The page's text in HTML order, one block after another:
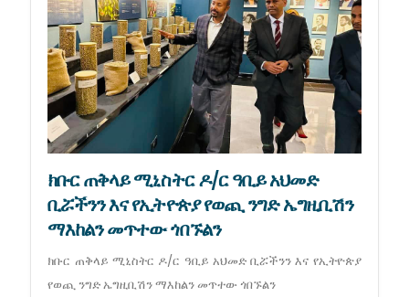
ክቡር ጠቅላይ ሚኒስትር ዶ/ር ዓቢይ አህመድ
ቢሯችንን እና የኢትዮጵያ የወጪ ንግድ ኤግዚቢሽን
ማእከልን መጥተው ጎበኙልን
ክቡር ጠቅላይ ሚኒስትር ዶ/ር ዓቢይ አህመድ ቢሯችንን እና የኢትዮጵያ
የወጪ ንግድ ኤግዚቢሽን ማእከልን መጥተው ጎበኙልን